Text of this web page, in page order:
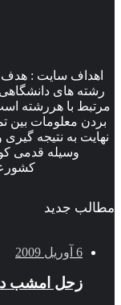
اهداف سایت : هدف
رشته های
مرتبط با هررشته
بردن معلومات بین
نهایت به نتیجه
وسیله قدمی
مطالب جدید
6 آوریل 2009
زحل امشب